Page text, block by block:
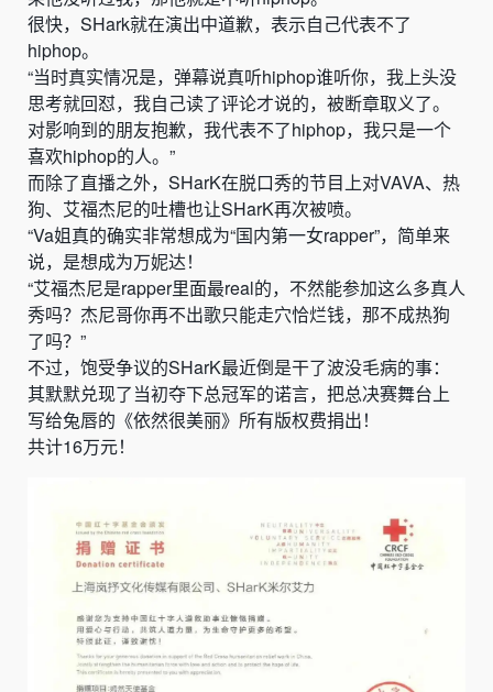
很快， SHark就在演出中道歉，表示自己代表不了
hiphop。
“当时真实情况是，弹幕说真听hiphop谁听你，我上头没
思考就回怼，我自己读了评论才说的，被断章取义了。
对影响到的朋友抱歉，我代表不了hiphop，我只是一个
喜欢hiphop的人。”
而除了直播之外，SHarK在脱口秀的节目上对VAVA、热
狗、艾福杰尼的吐槽也让SHarK再次被喷。
“Va姐真的确实非常想成为“国内第一女rapper”，简单来
说，是想成为万妮达！
“艾福杰尼是rapper里面最real的，不然能参加这么多真人
秀吗？杰尼哥你再不出歌只能走穴恰烂钱，那不成热狗
了吗？ ”
不过， 饱受争议的SHarK最近倒是干了波没毛病的事：
其默默兑现了当初夺下总冠军的诺言，把总决赛舞台上
写给兔唇的 《依然很美丽》所有版权费捐出！
共计16万元！